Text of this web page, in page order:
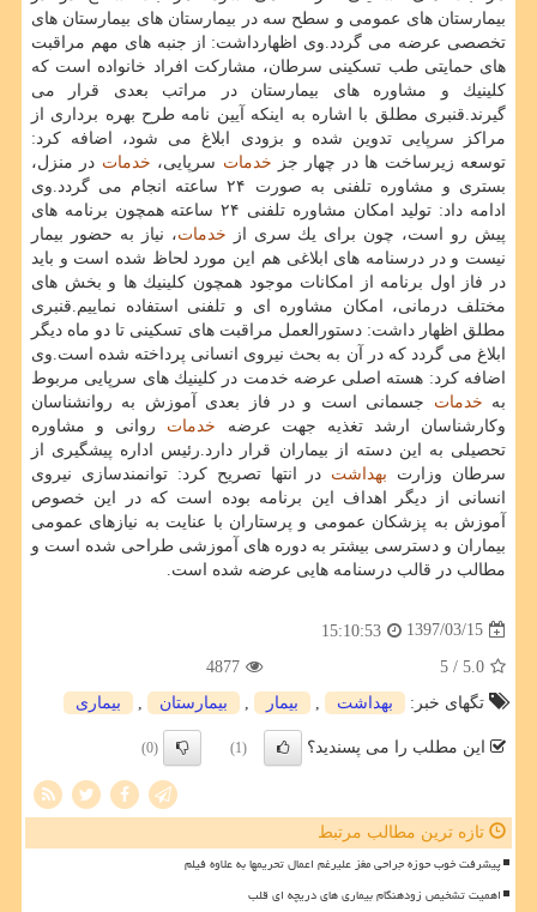
بیمارستان های عمومی و سطح سه در بیمارستان های بیمارستان های
تخصصی عرضه می گردد.وی اظهارداشت: از جنبه های مهم مراقبت
های حمایتی طب تسكینی سرطان، مشاركت افراد خانواده است كه
كلینیك و مشاوره های بیمارستان در مراتب بعدی قرار می
گیرند.قنبری مطلق با اشاره به اینكه آیین نامه طرح بهره برداری از
مراكز سرپایی تدوین شده و بزودی ابلاغ می شود، اضافه كرد:
توسعه زیرساخت ها در چهار جز خدمات سرپایی، خدمات در منزل،
بستری و مشاوره تلفنی به صورت ۲۴ ساعته انجام می گردد.وی
ادامه داد: تولید امكان مشاوره تلفنی ۲۴ ساعته همچون برنامه های
پیش رو است، چون برای یك سری از خدمات، نیاز به حضور بیمار
نیست و در درسنامه های ابلاغی هم این مورد لحاظ شده است و باید
در فاز اول برنامه از امكانات موجود همچون كلینیك ها و بخش های
مختلف درمانی، امكان مشاوره ای و تلفنی استفاده نماییم.قنبری
مطلق اظهار داشت: دستورالعمل مراقبت های تسكینی تا دو ماه دیگر
ابلاغ می گردد كه در آن به بحث نیروی انسانی پرداخته شده است.وی
اضافه كرد: هسته اصلی عرضه خدمت در كلینیك های سرپایی مربوط
به خدمات جسمانی است و در فاز بعدی آموزش به روانشناسان
وكارشناسان ارشد تغذیه جهت عرضه خدمات روانی و مشاوره
تحصیلی به این دسته از بیماران قرار دارد.رئیس اداره پیشگیری از
سرطان وزارت بهداشت در انتها تصریح كرد: توانمندسازی نیروی
انسانی از دیگر اهداف این برنامه بوده است كه در این خصوص
آموزش به پزشكان عمومی و پرستاران با عنایت به نیازهای عمومی
بیماران و دسترسی بیشتر به دوره های آموزشی طراحی شده است و
مطالب در قالب درسنامه هایی عرضه شده است.
1397/03/15
15:10:53
5.0
/ 5
4877
تگهای خبر:
بهداشت بیمار بیمارستان بیماری
این مطلب را می پسندید؟ (1)
(0)
تازه ترین مطالب مرتبط
پیشرفت خوب حوزه جراحی مغز علیرغم اعمال تحریمها به علاوه فیلم
اهمیت تشخیص زودهنگام بیماری های دریچه ای قلب